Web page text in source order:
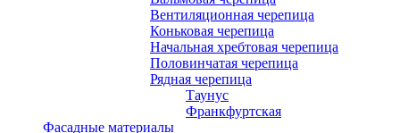
Вентиляционная черепица
Коньковая черепица
Начальная хребтовая черепица
Половинчатая черепица
Рядная черепица
Таунус
Франкфуртская
Фасадные материалы